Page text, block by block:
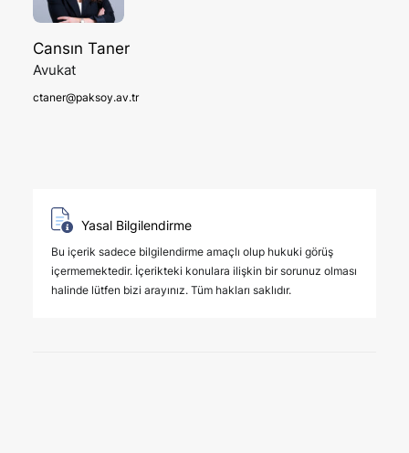
Cansın Taner
Avukat
ctaner@paksoy.av.tr
Yasal Bilgilendirme
Bu içerik sadece bilgilendirme amaçlı olup hukuki görüş
içermemektedir. İçerikteki konulara ilişkin bir sorunuz olması
halinde lütfen bizi arayınız. Tüm hakları saklıdır.